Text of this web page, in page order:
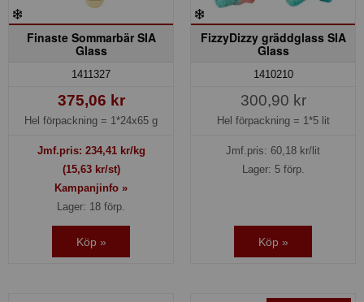
Finaste Sommarbär SIA
Glass
1411327
375,06 kr
Hel förpackning = 1*24x65 g
Jmf.pris: 234,41kr/kg
(15,63 kr/st)
Kampanjinfo »
Lager: 18 förp.
Köp »
FizzyDizzy gräddglass SIA
Glass
1410210
300,90 kr
Hel förpackning = 1*5 lit
Jmf.pris: 60,18 kr/lit
Lager: 5 förp.
Köp »